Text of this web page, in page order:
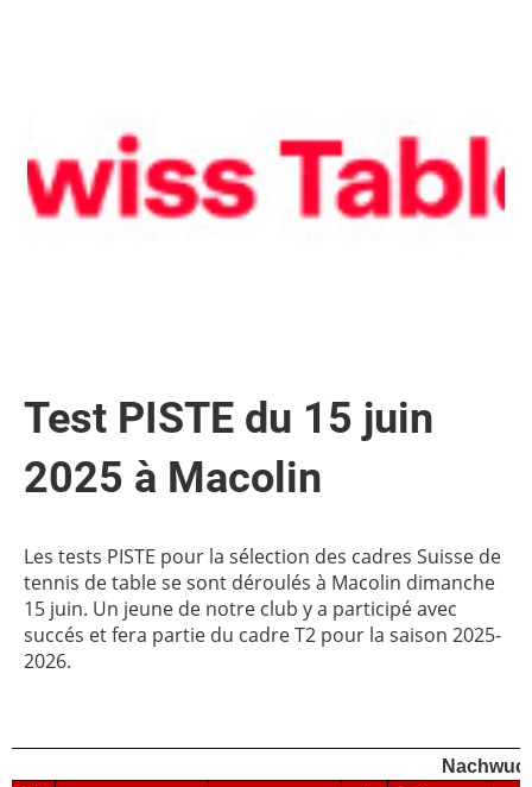
Test PISTE du 15 juin
2025 à Macolin
Les tests PISTE pour la sélection des cadres Suisse de
tennis de table se sont déroulés à Macolin dimanche
15 juin. Un jeune de notre club y a participé avec
succés et fera partie du cadre T2 pour la saison 2025-
2026.